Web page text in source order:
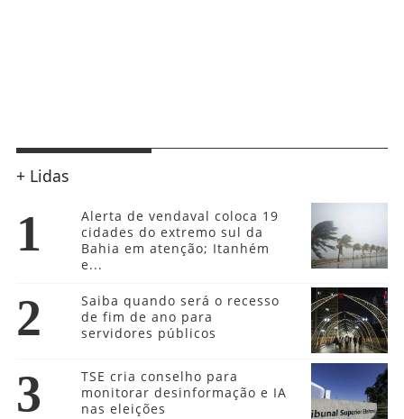
+ Lidas
1
Alerta de vendaval coloca 19
cidades do extremo sul da
Bahia em atenção; Itanhém
e...
2
Saiba quando será o recesso
de fim de ano para
servidores públicos
3
TSE cria conselho para
monitorar desinformação e IA
nas eleições